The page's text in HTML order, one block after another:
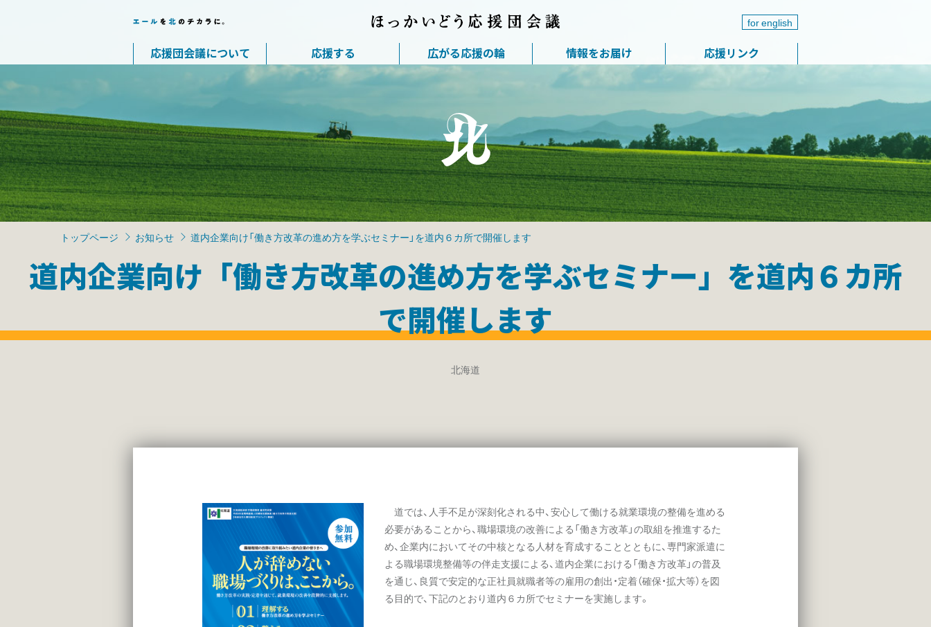
for english
応援団会議について 応援する 広がる応援の輪 情報をお届け 応援リンク
トップページ お知らせ 道内企業向け「働き方改革の進め方を学ぶセミナー」を道内６カ所で開催します
道内企業向け「働き方改革の進め方を学ぶセミナー」を道内６カ所
で開催します
北海道
道では、人手不足が深刻化される中、安心して働ける就業環境の整備を進める
必要があることから、職場環境の改善による「働き方改革」の取組を推進するた
め、企業内においてその中核となる人材を育成することとともに、専門家派遣に
よる職場環境整備等の伴走支援による、道内企業における「働き方改革」の普及
を通じ、良質で安定的な正社員就職者等の雇用の創出・定着（確保・拡大等）を図
る目的で、下記のとおり道内６カ所でセミナーを実施します。